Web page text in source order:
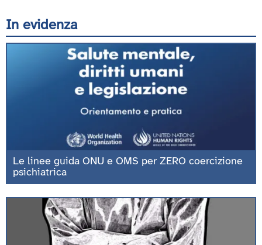
In evidenza
Le linee guida ONU e OMS per ZERO coercizione
psichiatrica